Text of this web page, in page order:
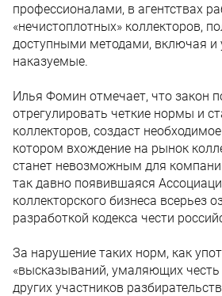
профессионалами, в агентствах
«нечистоплотных» коллекторов,
доступными методами, включая и
наказуемые.
Илья Фомин отмечает, что закон
отрегулировать четкие нормы и
коллекторов, создаст
котором вхождение на рынок
станет невозможным для
так давно появившаяся
коллекторского бизнеса всерьез
разработкой кодекса чести
За нарушение таких норм, как
«высказываний, умаляющих честь
других участников